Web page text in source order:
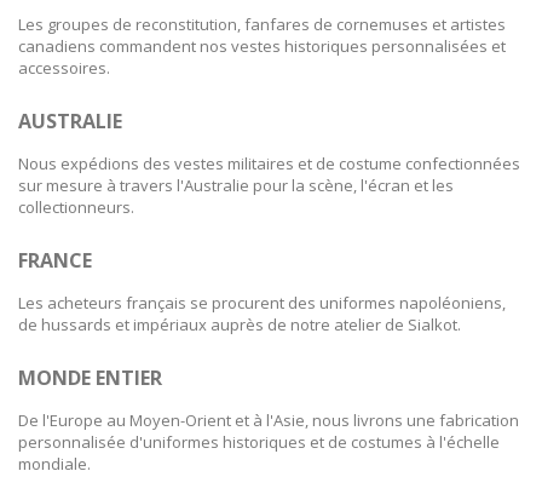
Les groupes de reconstitution, fanfares de cornemuses et artistes
canadiens commandent nos vestes historiques personnalisées et
accessoires.
AUSTRALIE
Nous expédions des vestes militaires et de costume confectionnées
sur mesure à travers l'Australie pour la scène, l'écran et les
collectionneurs.
FRANCE
Les acheteurs français se procurent des uniformes napoléoniens,
de hussards et impériaux auprès de notre atelier de Sialkot.
MONDE ENTIER
De l'Europe au Moyen-Orient et à l'Asie, nous livrons une fabrication
personnalisée d'uniformes historiques et de costumes à l'échelle
mondiale.